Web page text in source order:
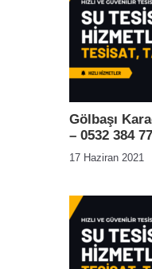
Gölbaşı
– 0532 384
17 Haziran 2021